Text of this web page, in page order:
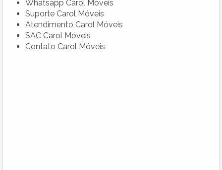
Whatsapp Carol Móveis
Suporte Carol Móveis
Atendimento Carol Móveis
SAC Carol Móveis
Contato Carol Móveis